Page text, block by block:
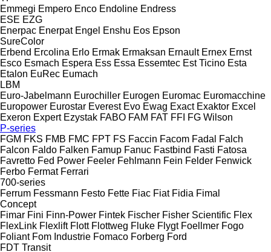
Emmegi Empero Enco Endoline Endress
ESE EZG
Enerpac Enerpat Engel Enshu Eos Epson
SureColor
Erbend Ercolina Erlo Ermak Ermaksan Ernault Ernex Ernst
Esco Esmach Espera Ess Essa Essemtec Est Ticino Esta
Etalon EuRec Eumach
LBM
Euro-Jabelmann Eurochiller Eurogen Euromac Euromacchine
Europower Eurostar Everest Evo Ewag Exact Exaktor Excel
Exeron Expert Ezystak FABO FAM FAT FFI FG Wilson
P-series
FGM FKS FMB FMC FPT FS Faccin Facom Fadal
Falch
Falcon Faldo Falken Famup Fanuc Fastbind Fasti Fatosa
Favretto Fed Power Feeler Fehlmann Fein Felder Fenwick
Ferbo Fermat Ferrari
700-series
Ferrum Fessmann Festo Fette Fiac Fiat Fidia Fimal
Concept
Fimar Fini Finn-Power Fintek Fischer Fisher Scientific Flex
FlexLink Flexlift Flott Flottweg Fluke Flygt Foellmer Fogo
Foliant Fom Industrie Fomaco Forberg Ford
FDT Transit